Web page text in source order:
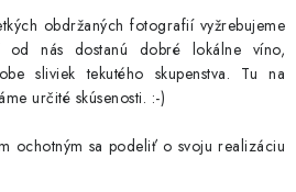
obdržaných fotografií vyžrebujeme
od nás dostanú dobré lokálne víno,
sliviek tekutého skupenstva. Tu na
určité skúsenosti. :-)
ochotným sa podeliť o svoju realizáciu